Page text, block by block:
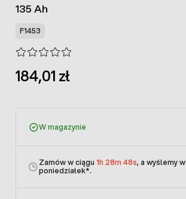
135 Ah
F1453
184,01 zł
W magazynie
Zamów w ciągu 1h 28m 48s, a wyślemy w
poniedziałek*.